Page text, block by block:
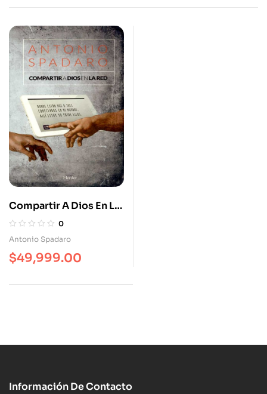
Compartir A Dios En La
Red
0
Antonio Spadaro
$49,999.00
Información De Contacto